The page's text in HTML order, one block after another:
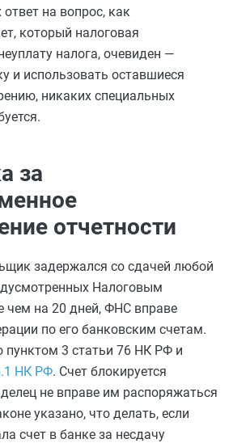
ответ на вопрос, как
который налоговая
налога, очевиден —
и использовать оставшиеся
никаких специальных
за
отчетности
задержался со сдачей любой
Налоговым
чем на 20 дней, ФНС вправе
по его банковским счетам.
пунктом 3 статьи 76 НК РФ и
НК РФ. Счет блокируется
не вправе им распоряжаться
указано, что делать, если
счет в банке за несдачу